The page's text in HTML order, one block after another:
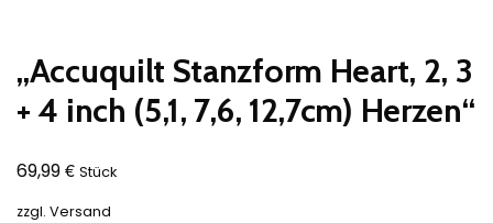
„Accuquilt Stanzform Heart, 2, 3
+ 4 inch (5,1, 7,6, 12,7cm) Herzen“
69,99€ Stück
zzgl. Versand